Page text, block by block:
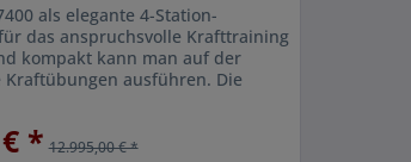
als elegante 4-Station-
das anspruchsvolle Krafttraining
kompakt kann man auf der
Kraftübungen ausführen. Die
* 12.995,00 € *